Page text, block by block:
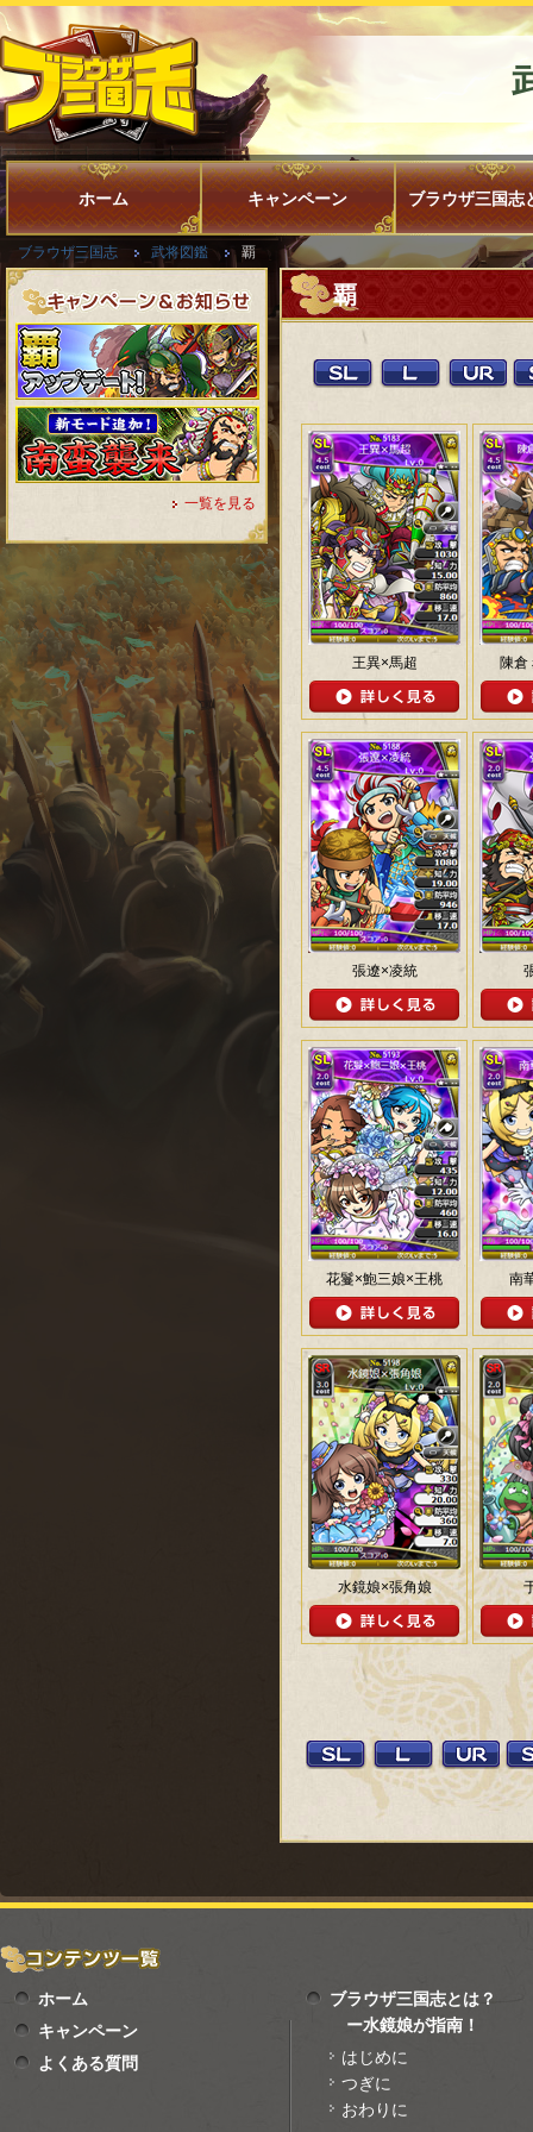
ホーム キャンペーン ブラウザ三国志
ブラウザ三国志 武将図鑑 覇
一覧を見る
覇
王異×馬超 陳倉
張遼×凌統
花鬘×鮑三娘×王桃 南
水鏡娘×張角娘
ホーム
キャンペーン
よくある質問
ブラウザ三国志とは？
ー水鏡娘が指南！
はじめに
つぎに
おわりに